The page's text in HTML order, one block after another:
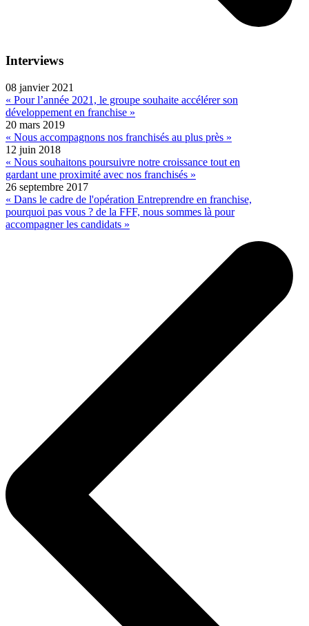
Interviews
08 janvier 2021
« Pour l’année 2021, le groupe souhaite accélérer son
développement en franchise »
20 mars 2019
« Nous accompagnons nos franchisés au plus près »
12 juin 2018
« Nous souhaitons poursuivre notre croissance tout en
gardant une proximité avec nos franchisés »
26 septembre 2017
« Dans le cadre de l'opération Entreprendre en franchise,
pourquoi pas vous ? de la FFF, nous sommes là pour
accompagner les candidats »